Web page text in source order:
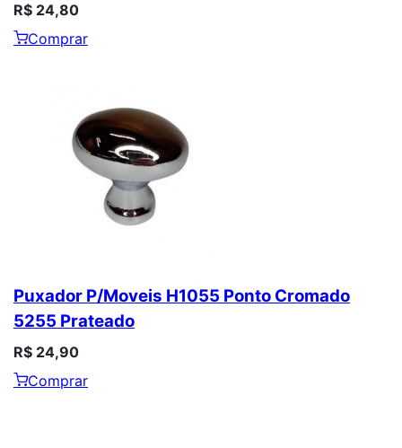
R$ 24,80
Comprar
Puxador P/Moveis H1055 Ponto Cromado
5255 Prateado
R$ 24,90
Comprar